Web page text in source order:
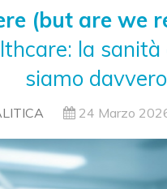
(but are we
la
siamo
24 Marzo